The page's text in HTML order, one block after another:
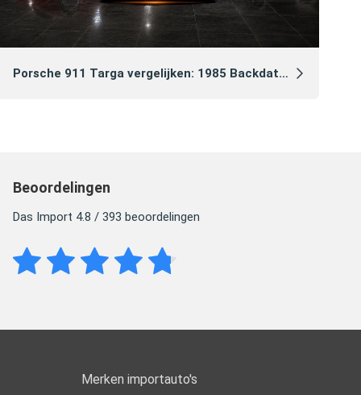
Porsche 911 Targa vergelijken: 1985 Backdate vs 2021 Heritage Edition
Beoordelingen
Das Import 4.8 / 393 beoordelingen
Merken importauto's